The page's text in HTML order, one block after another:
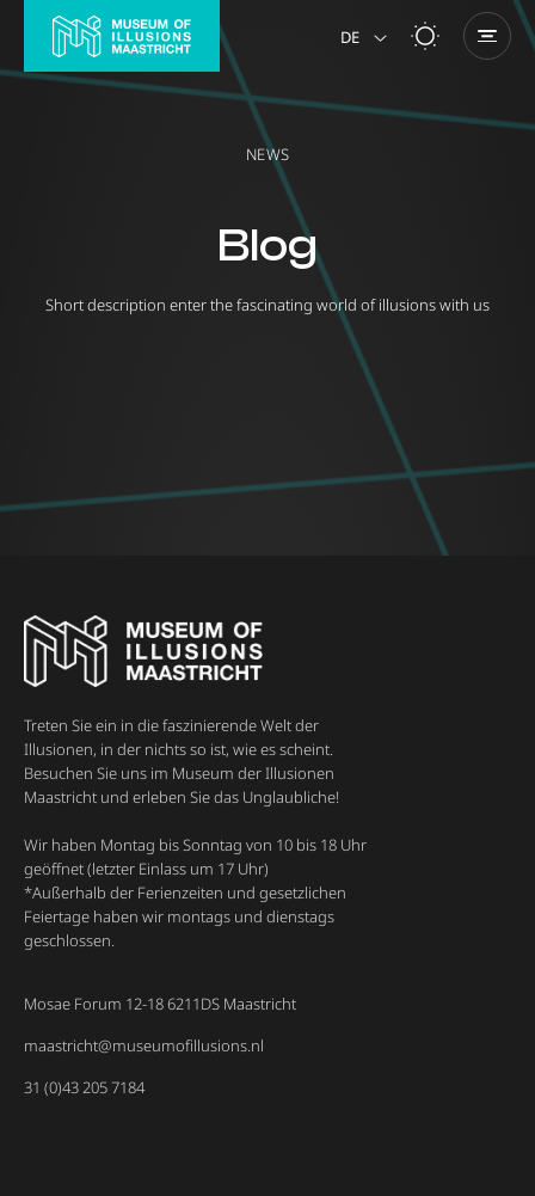
DE
NEWS
Blog
Short description enter the fascinating world of illusions with us
Treten Sie ein in die faszinierende Welt der
Illusionen, in der nichts so ist, wie es scheint.
Besuchen Sie uns im Museum der Illusionen
Maastricht und erleben Sie das Unglaubliche!
Wir haben Montag bis Sonntag von 10 bis 18 Uhr
geöffnet (letzter Einlass um 17 Uhr)
*Außerhalb der Ferienzeiten und gesetzlichen
Feiertage haben wir montags und dienstags
geschlossen.
Mosae Forum 12-18 6211DS Maastricht
maastricht@museumofillusions.nl
31 (0)43 205 7184